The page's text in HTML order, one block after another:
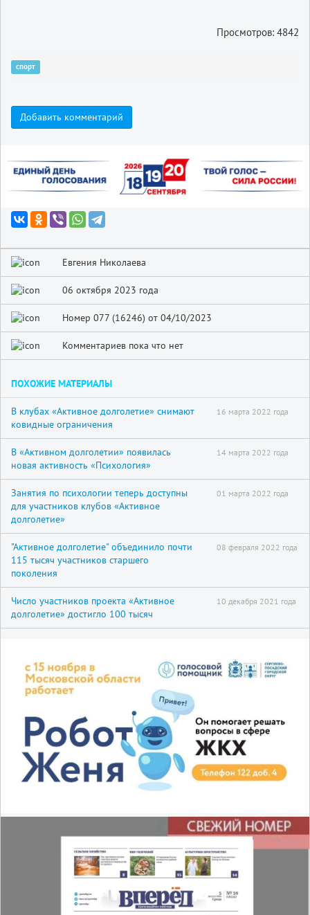
Просмотров: 4842
спорт
Добавить комментарий
Евгения Николаева
06 октября 2023 года
Номер 077 (16246) от 04/10/2023
Комментариев пока что нет
ПОХОЖИЕ МАТЕРИАЛЫ
В клубах «Активное долголетие» снимают
ковидные ограничения
16 марта 2022 года
В «Активном долголетии» появилась
новая активность «Психология»
14 марта 2022 года
Занятия по психологии теперь доступны
для участников клубов «Активное
долголетие»
01 марта 2022 года
"Активное долголетие" объединило почти
115 тысяч участников старшего
поколения
08 февраля 2022 года
Число участников проекта «Активное
долголетие» достигло 100 тысяч
10 декабря 2021 года